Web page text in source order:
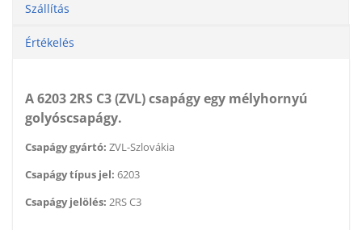
Szállítás
Értékelés
A 6203 2RS C3 (ZVL) csapágy egy mélyhornyú
golyóscsapágy.
Csapágy gyártó: ZVL-Szlovákia
Csapágy típus jel: 6203
Csapágy jelölés: 2RS C3